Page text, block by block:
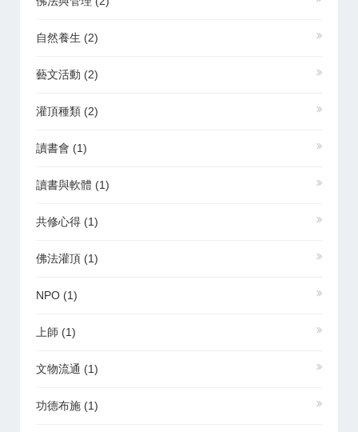
自然養生 (2)
藝文活動 (2)
灌頂種類 (2)
讀書會 (1)
讀書與軟體 (1)
共修心得 (1)
佛法灌頂 (1)
NPO (1)
上師 (1)
文物流通 (1)
功德布施 (1)